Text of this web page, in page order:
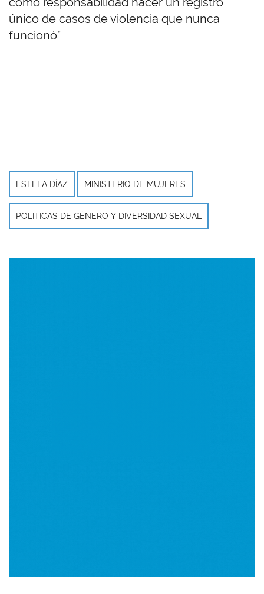
único de casos de violencia que nunca
funcionó”
ESTELA DÍAZ MINISTERIO DE MUJERES
POLITICAS DE GÉNERO Y DIVERSIDAD SEXUAL